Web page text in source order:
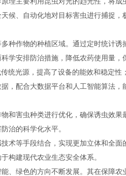
候、自动化地对目标害虫进行捕捉，
种作物的种植区域。通过定时统计诱
学安排防治措施，降低农药使用量，
统光源，提高了设备的能效和稳定性
，配合大数据平台和人工智能算法，
和害虫种类进行优化，确保诱虫效果
治的科学化水平。
术等手段结合，实现更加立体和全面
构建现代农业生态安全体系。
、绿色的方向不断发展。其在保障农